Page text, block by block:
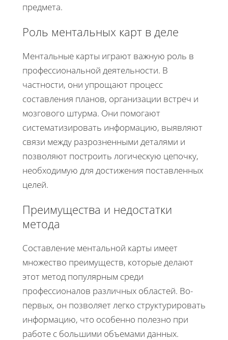
предмета.
Роль ментальных карт в деле
Ментальные карты играют важную роль в
профессиональной деятельности. В
частности, они упрощают процесс
составления планов, организации встреч и
мозгового штурма. Они помогают
систематизировать информацию, выявляют
связи между разрозненными деталями и
позволяют построить логическую цепочку,
необходимую для достижения поставленных
целей.
Преимущества и недостатки
метода
Составление ментальной карты имеет
множество преимуществ, которые делают
этот метод популярным среди
профессионалов различных областей. Во-
первых, он позволяет легко структурировать
информацию, что особенно полезно при
работе с большими объемами данных.